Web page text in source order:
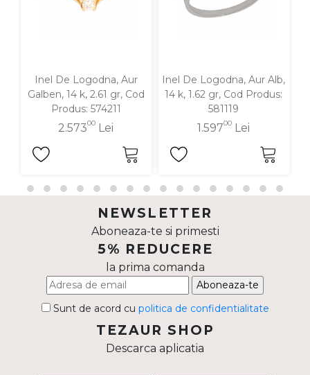
Inel De Logodna, Aur
Galben, 14 k, 2.61 gr, Cod
Produs: 574211
2.57300 Lei
Inel De Logodna, Aur Alb,
14 k, 1.62 gr, Cod Produs:
581119
1.59700 Lei
NEWSLETTER
Aboneaza-te si primesti
5% REDUCERE
la prima comanda
Aboneaza-te
Sunt de acord cu politica de confidentialitate
TEZAUR SHOP
Descarca aplicatia